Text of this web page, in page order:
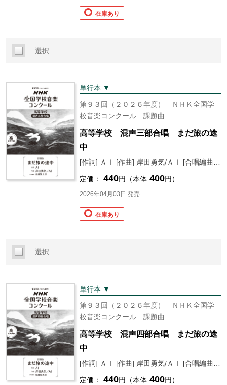
在庫あり
選択
単行本 ▼
第９３回（２０２６年度） ＮＨＫ全国学
校音楽コンクール 課題曲
高等学校 混声三部合唱 まだ旅の途
中
定価： 440円（本体 400円）
2026年04月03日 発売
在庫あり
選択
単行本 ▼
第９３回（２０２６年度） ＮＨＫ全国学
校音楽コンクール 課題曲
高等学校 混声四部合唱 まだ旅の途
中
定価： 440円（本体 400円）